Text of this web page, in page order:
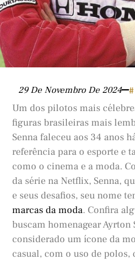
29 De Novembro De 2024
Um dos pilotos mais
figuras brasileiras mais
Senna faleceu aos 34 anos
referência para o esporte e
como o cinema e a moda.
da série na Netflix, Senna,
e seus desafios, seu nome
marcas da moda. Confira
buscam homenagear Ayrton
considerado um ícone da
casual, com o uso de polos,